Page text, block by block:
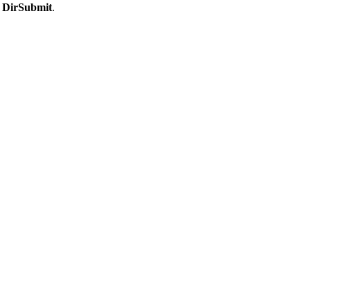
DirSubmit.